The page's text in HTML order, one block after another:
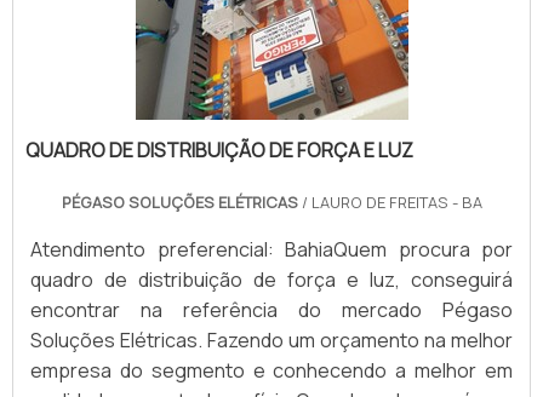
QUADRO DE DISTRIBUIÇÃO DE FORÇA E LUZ
PÉGASO SOLUÇÕES ELÉTRICAS / LAURO DE FREITAS - BA
Atendimento preferencial: BahiaQuem procura por
quadro de distribuição de força e luz, conseguirá
encontrar na referência do mercado Pégaso
Soluções Elétricas. Fazendo um orçamento na melhor
empresa do segmento e conhecendo a melhor em